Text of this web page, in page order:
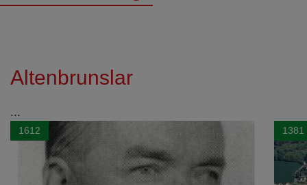
Altenbrunslar
...
1612 1381